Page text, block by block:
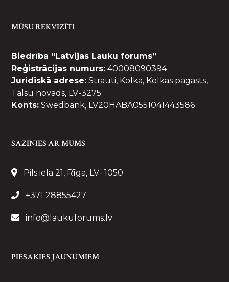
MŪSU REKVIZĪTI
Biedrība “Latvijas Lauku forums”
Reģistrācijas numurs: 40008090394
Juridiskā adrese: Strauti, Kolka, Kolkas pagasts,
Talsu novads, LV-3275
Konts: Swedbank, LV20HABA0551041443586
SAZINIES AR MUMS
Pils iela 21, Rīga, LV- 1050
+371 28855427
info@laukuforums.lv
PIESAKIES JAUNUMIEM